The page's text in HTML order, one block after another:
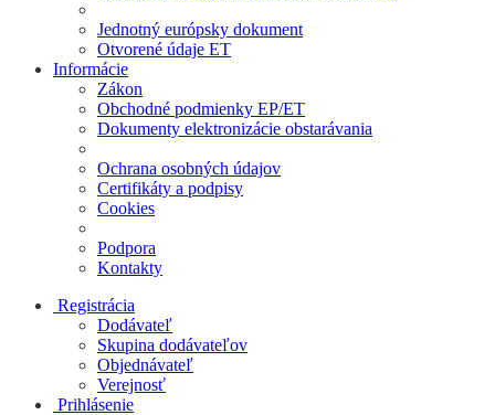
Jednotný európsky dokument
Otvorené údaje ET
Informácie
Zákon
Obchodné podmienky EP/ET
Dokumenty elektronizácie obstarávania
Ochrana osobných údajov
Certifikáty a podpisy
Cookies
Podpora
Kontakty
Registrácia
Dodávateľ
Skupina dodávateľov
Objednávateľ
Verejnosť
Prihlásenie